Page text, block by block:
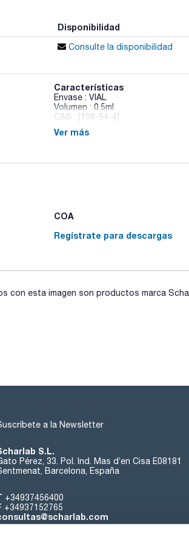
Disponibilidad
Consulte la disponibilidad
Características
Envase : VIAL
Volumen : 0.5ml
CAS : [109-94-4]
Ethyl formate
Ver más
COA
Regístrate para descargas
con esta imagen son productos marca
a la Newsletter
S.L.
Pérez, 33. Pol. Ind. Mas d’en Cisa E08181
Barcelona, España
+34937456400
+34937152765